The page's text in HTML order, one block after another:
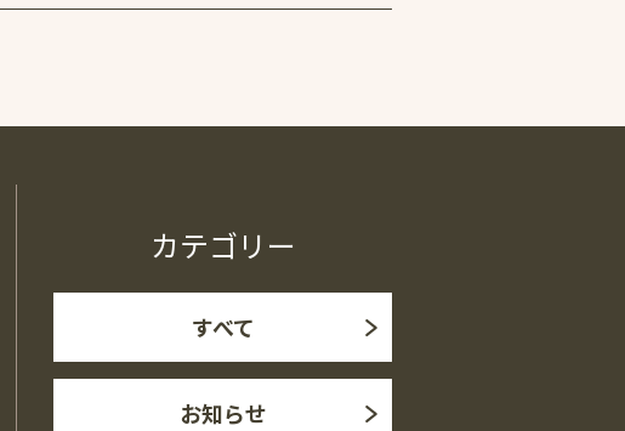
カテゴリー
すべて
お知らせ